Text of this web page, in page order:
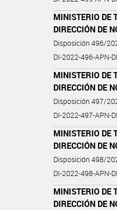
MINISTERIO DE
DIRECCIÓN DE
Disposición 496/
DI-2022-496-APN-
MINISTERIO DE
DIRECCIÓN DE
Disposición 497/
DI-2022-497-APN-
MINISTERIO DE
DIRECCIÓN DE
Disposición 498/
DI-2022-498-APN-
MINISTERIO DE
DIRECCIÓN DE